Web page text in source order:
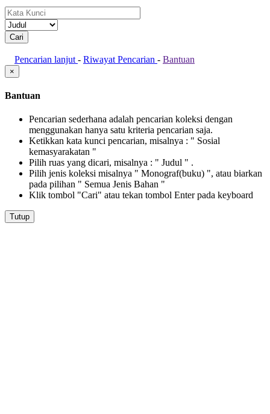
Pencarian lanjut - Riwayat Pencarian - Bantuan
×
Bantuan
Pencarian sederhana adalah pencarian koleksi dengan
menggunakan hanya satu kriteria pencarian saja.
Ketikkan kata kunci pencarian, misalnya : " Sosial
kemasyarakatan "
Pilih ruas yang dicari, misalnya : " Judul " .
Pilih jenis koleksi misalnya " Monograf(buku) ", atau biarkan
pada pilihan " Semua Jenis Bahan "
Klik tombol "Cari" atau tekan tombol Enter pada keyboard
Tutup